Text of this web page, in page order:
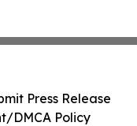
Press Release
DMCA Policy